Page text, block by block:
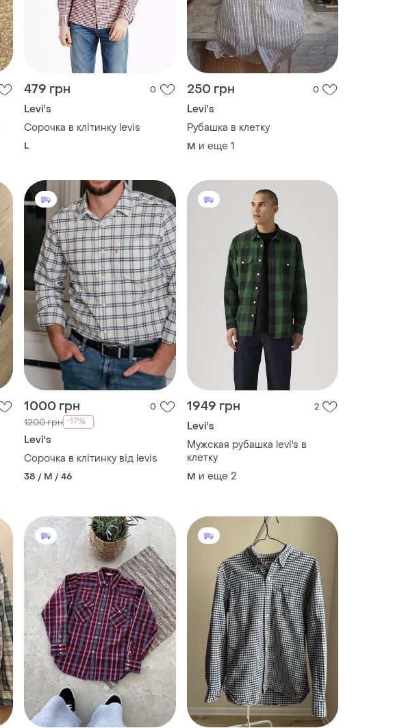
479 грн 0
Levi's
Сорочка в клітинку levis
L
250 грн 0
Levi's
Рубашка в клетку
M и еще 1
1000 грн 0
1200 грн -17%
Levi's
Сорочка в клітинку від levis
38 / M / 46
1949 грн 2
Levi's
Мужская рубашка levi's в
клетку
M и еще 2